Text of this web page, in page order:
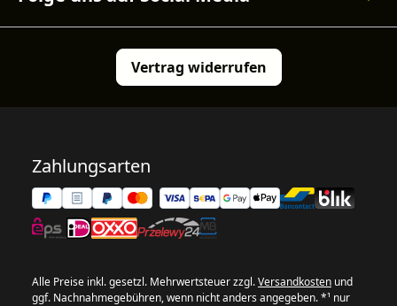
Vertrag widerrufen
Zahlungsarten
Alle Preise inkl. gesetzl. Mehrwertsteuer zzgl.Versandkosten und
ggf. Nachnahmegebühren, wenn nicht anders angegeben. *¹ nur